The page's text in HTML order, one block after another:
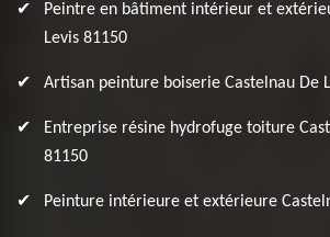
Peintre en bâtiment intérieur et
Levis 81150
Artisan peinture boiserie Castelnau De
Entreprise résine hydrofuge toiture
81150
Peinture intérieure et extérieure